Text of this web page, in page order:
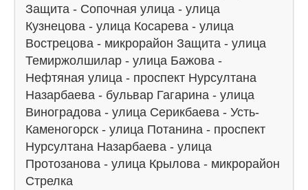
Защита - Сопочная улица - улица
Кузнецова - улица Косарева - улица
Вострецова - микрорайон Защита - улица
Темиржолшилар - улица Бажова -
Нефтяная улица - проспект Нурсултана
Назарбаева - бульвар Гагарина - улица
Виноградова - улица Серикбаева - Усть-
Каменогорск - улица Потанина - проспект
Нурсултана Назарбаева - улица
Протозанова - улица Крылова - микрорайон
Стрелка